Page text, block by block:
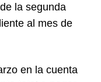
la segunda
al mes de
en la cuenta